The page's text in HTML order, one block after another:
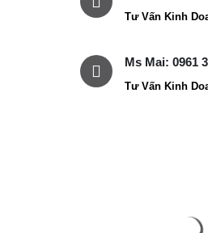
Tư Vấn Kinh
Ms Mai: 0961
Tư Vấn Kinh